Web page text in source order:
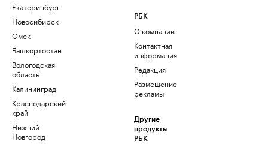
Екатеринбург
Новосибирск
Омск
Башкортостан
Вологодская
область
Калининград
Краснодарский
край
Нижний
Новгород
РБК
О компании
Контактная
информация
Редакция
Размещение
рекламы
Другие
продукты
РБК